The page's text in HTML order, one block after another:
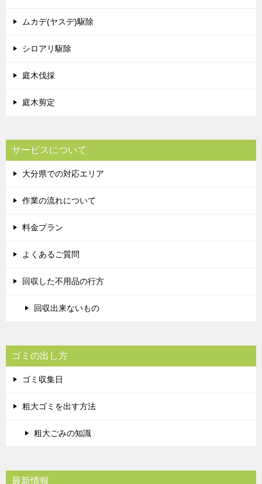
ムカデ(ヤスデ)駆除
シロアリ駆除
庭木伐採
庭木剪定
サービスについて
大分県での対応エリア
作業の流れについて
料金プラン
よくあるご質問
回収した不用品の行方
回収出来ないもの
ゴミの出し方
ゴミ収集日
粗大ゴミを出す方法
粗大ごみの知識
最新情報